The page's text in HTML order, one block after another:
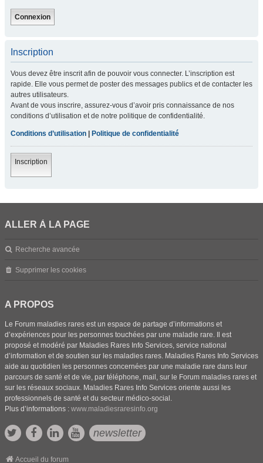
Inscription
Vous devez être inscrit afin de pouvoir vous connecter. L’inscription est
rapide. Elle vous permet de poster des messages publics et de contacter les
autres utilisateurs.
Avant de vous inscrire, assurez-vous d’avoir pris connaissance de nos
conditions d’utilisation et de notre politique de confidentialité.
Conditions d’utilisation Politique de confidentialité
Inscription
ALLER À LA PAGE
Recherche avancée
Supprimer les cookies
A PROPOS
Le Forum maladies rares est un espace de partage d’informations et
d’expériences pour les personnes touchées par une maladie rare. Il est
proposé et modéré par Maladies Rares Info Services, service national
d’information et de soutien sur les maladies rares. Maladies Rares Info Services
aide au quotidien les personnes concernées par une maladie rare dans leur
parcours de santé et de vie, par téléphone, mail, sur le Forum maladies rares et
sur les réseaux sociaux. Maladies Rares Info Services oriente aussi les
professionnels de santé et du secteur médico-social.
Plus d’informations : www.maladiesraresinfo.org
newsletter
Accueil du forum